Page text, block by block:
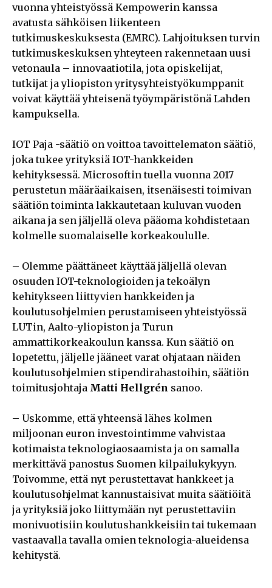
vuonna yhteistyössä Kempowerin kanssa
avatusta sähköisen liikenteen
tutkimuskeskuksesta (EMRC). Lahjoituksen turvin
tutkimuskeskuksen yhteyteen rakennetaan uusi
vetonaula – innovaatiotila, jota opiskelijat,
tutkijat ja yliopiston yritysyhteistyökumppanit
voivat käyttää yhteisenä työympäristönä Lahden
kampuksella.
IOT Paja -säätiö on voittoa tavoittelematon säätiö,
joka tukee yrityksiä IOT-hankkeiden
kehityksessä. Microsoftin tuella vuonna 2017
perustetun määräaikaisen, itsenäisesti toimivan
säätiön toiminta lakkautetaan kuluvan vuoden
aikana ja sen jäljellä oleva pääoma kohdistetaan
kolmelle suomalaiselle korkeakoululle.
– Olemme päättäneet käyttää jäljellä olevan
osuuden IOT-teknologioiden ja tekoälyn
kehitykseen liittyvien hankkeiden ja
koulutusohjelmien perustamiseen yhteistyössä
LUTin, Aalto-yliopiston ja Turun
ammattikorkeakoulun kanssa. Kun säätiö on
lopetettu, jäljelle jääneet varat ohjataan näiden
koulutusohjelmien stipendirahastoihin, säätiön
toimitusjohtaja Matti Hellgrén sanoo.
– Uskomme, että yhteensä lähes kolmen
miljoonan euron investointimme vahvistaa
kotimaista teknologiaosaamista ja on samalla
merkittävä panostus Suomen kilpailukykyyn.
Toivomme, että nyt perustettavat hankkeet ja
koulutusohjelmat kannustaisivat muita säätiöitä
ja yrityksiä joko liittymään nyt perustettaviin
monivuotisiin koulutushankkeisiin tai tukemaan
vastaavalla tavalla omien teknologia-alueidensa
kehitystä.